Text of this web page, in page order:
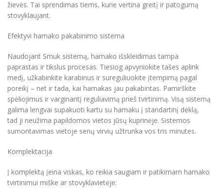
žievės. Tai sprendimas tiems, kurie vertina greitį ir patogumą
stovyklaujant.
Efektyvi hamako pakabinimo sistema
Naudojant Smuk sistemą, hamako išskleidimas tampa
paprastas ir tikslus procesas. Tiesiog apvyniokite tašes aplink
medį, užkabinkite karabinus ir sureguliuokite įtempimą pagal
poreikį – net ir tada, kai hamakas jau pakabintas. Pamirškite
spėliojimus ir varginantį reguliavimą prieš tvirtinimą. Visą sistemą
galima lengvai supakuoti kartu su hamaku į standartinį dėklą,
tad ji neužima papildomos vietos jūsų kuprinėje. Sistemos
sumontavimas vietoje senų virvių užtrunka vos tris minutes.
Komplektacija
Į komplektą įeina viskas, ko reikia saugiam ir patikimam hamako
tvirtinimui miške ar stovyklavietėje: